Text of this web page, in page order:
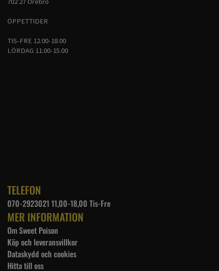
ÖPPETTIDER
TIS-FRE 12.00-18.00
LÖRDAG 11.00-15.00
TELEFON
070-2923021 11,00-18,00 Tis-Fre
MER INFORMATION
Om Sweet Poison
Köp och leveransvillkor
Dataskydd och cookies
Hitta till oss